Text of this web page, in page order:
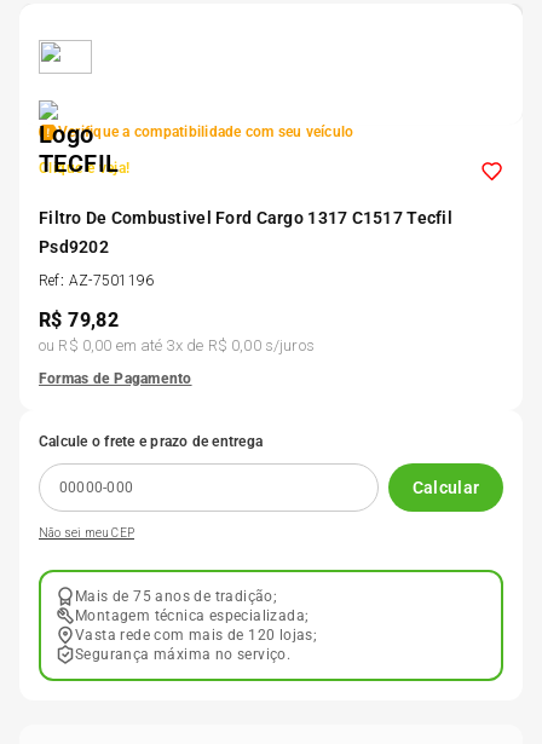
Verifique a compatibilidade com seu veículo
Clique e veja!
Filtro De Combustivel Ford Cargo 1317 C1517 Tecfil
Psd9202
Ref: AZ-7501196
R$79,82
ou R$ 0,00 em até 3x de R$ 0,00s/juros
Formas de Pagamento
Calcule o frete e prazo de entrega
Calcular
Não sei meu CEP
Mais de 75 anos de tradição;
Montagem técnica especializada;
Vasta rede com mais de 120 lojas;
Segurança máxima no serviço.
5º
7
8º
9º 205 55r16